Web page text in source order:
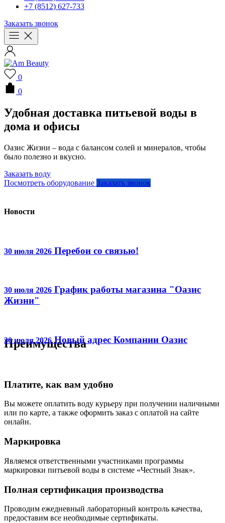
+7 (8512) 627-733
Заказать звонок
0
0
Удобная доставка питьевой воды в
дома и офисы
Оазис Жизни – вода с балансом солей и минералов, чтобы
было полезно и вкусно.
Заказать воду
Посмотреть оборудование Заказать звонок
Новости
30 июля 2026 Перебои со связью!
30 июля 2026 График работы магазина "Оазис
Жизни"
30 июля 2026 Новый адрес Компании Оазис
Преимущества
Платите, как вам удобно
Вы можете оплатить воду курьеру при получении наличными
или по карте, а также оформить заказ с оплатой на сайте
онлайн.
Маркировка
Являемся ответственными участниками программы
маркировки питьевой воды в системе «Честный Знак».
Полная сертификация производства
Проводим ежедневный лабораторный контроль качества,
предоставим все необходимые сертификаты.